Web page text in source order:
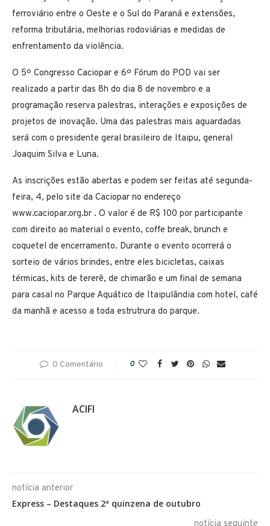
ferroviário entre o Oeste e o Sul do Paraná e extensões,
reforma tributária, melhorias rodoviárias e medidas de
enfrentamento da violência.
O 5º Congresso Caciopar e 6º Fórum do POD vai ser
realizado a partir das 8h do dia 8 de novembro e a
programação reserva palestras, interações e exposições de
projetos de inovação. Uma das palestras mais aguardadas
será com o presidente geral brasileiro de Itaipu, general
Joaquim Silva e Luna.
As inscrições estão abertas e podem ser feitas até segunda-
feira, 4, pelo site da Caciopar no endereço
www.caciopar.org.br . O valor é de R$ 100 por participante
com direito ao material o evento, coffe break, brunch e
coquetel de encerramento. Durante o evento ocorrerá o
sorteio de vários brindes, entre eles bicicletas, caixas
térmicas, kits de tererê, de chimarão e um final de semana
para casal no Parque Aquático de Itaipulândia com hotel, café
da manhã e acesso a toda estrutrura do parque.
0 Comentário 0
ACIFI
notícia anterior
Express – Destaques 2ª quinzena de outubro